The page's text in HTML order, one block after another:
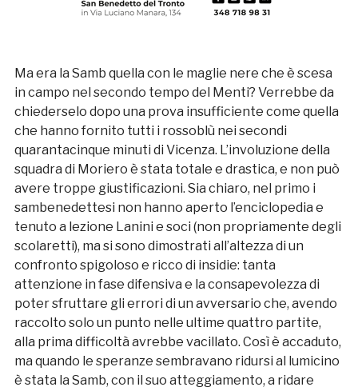
Ma era la Samb quella con le maglie nere che è scesa
in campo nel secondo tempo del Menti? Verrebbe da
chiederselo dopo una prova insufficiente come quella
che hanno fornito tutti i rossoblù nei secondi
quarantacinque minuti di Vicenza. L’involuzione della
squadra di Moriero è stata totale e drastica, e non può
avere troppe giustificazioni. Sia chiaro, nel primo i
sambenedettesi non hanno aperto l’enciclopedia e
tenuto a lezione Lanini e soci (non propriamente degli
scolaretti), ma si sono dimostrati all’altezza di un
confronto spigoloso e ricco di insidie: tanta
attenzione in fase difensiva e la consapevolezza di
poter sfruttare gli errori di un avversario che, avendo
raccolto solo un punto nelle ultime quattro partite,
alla prima difficoltà avrebbe vacillato. Così è accaduto,
ma quando le speranze sembravano ridursi al lumicino
è stata la Samb, con il suo atteggiamento, a ridare